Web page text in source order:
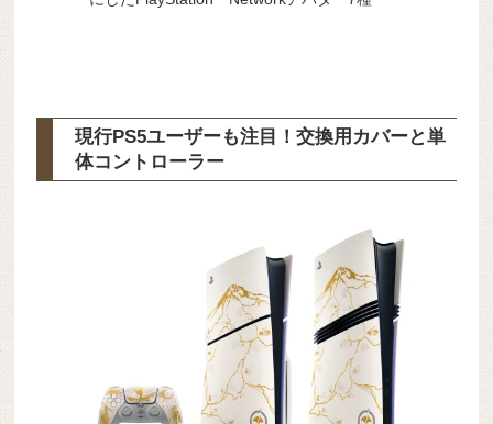
現行PS5ユーザーも注目！交換用カバーと単
体コントローラー